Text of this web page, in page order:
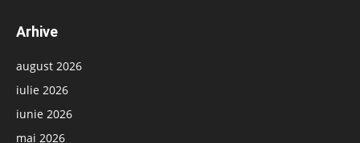
Arhive
august 2026
iulie 2026
iunie 2026
mai 2026